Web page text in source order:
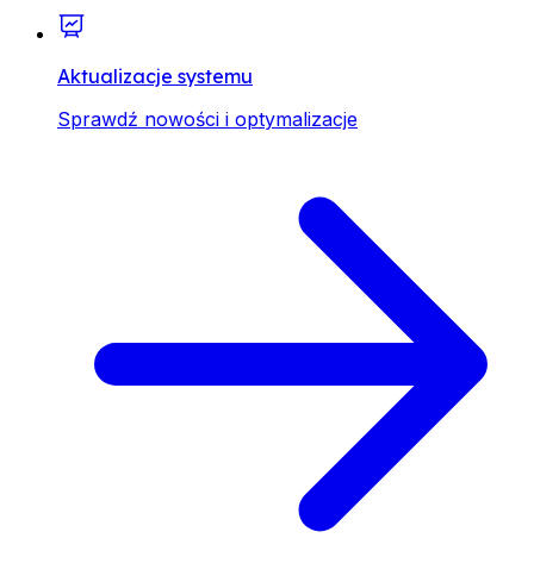
Aktualizacje systemu
Sprawdź nowości i optymalizacje